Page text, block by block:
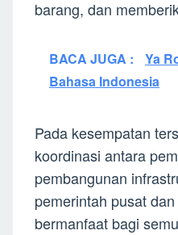
barang, dan
BACA JUGA :
Ya
Bahasa Indonesia
Pada kesempatan
koordinasi antara
pembangunan
pemerintah pusat
bermanfaat bagi